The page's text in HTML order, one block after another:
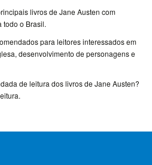
livros de Jane Austen com
todo o Brasil.
para leitores interessados em
desenvolvimento de personagens e
de leitura dos livros de Jane Austen?